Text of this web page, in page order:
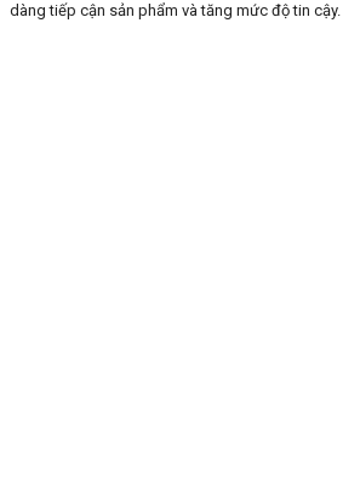
dàng tiếp cận sản phẩm và tăng mức độ tin cậy.